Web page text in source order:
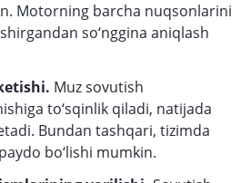
Motorning barcha nuqsonlarini
so‘nggina aniqlash
Muz sovutish
to‘sqinlik qiladi, natijada
Bundan tashqari, tizimda
bo‘lishi mumkin.